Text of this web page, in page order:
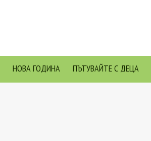
НОВА ГОДИНА ПЪТУВАЙТЕ С ДЕЦА